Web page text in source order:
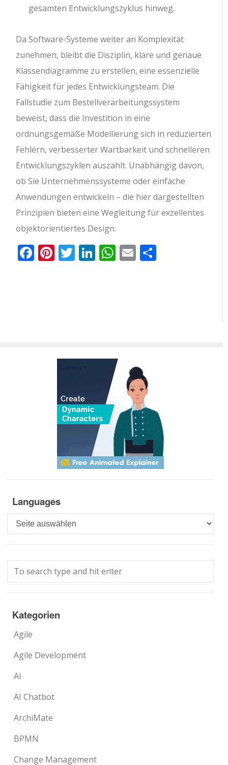
gesamten Entwicklungszyklus hinweg.
Da Software-Systeme weiter an Komplexität
zunehmen, bleibt die Disziplin, klare und genaue
Klassendiagramme zu erstellen, eine essenzielle
Fähigkeit für jedes Entwicklungsteam. Die
Fallstudie zum Bestellverarbeitungssystem
beweist, dass die Investition in eine
ordnungsgemäße Modellierung sich in reduzierten
Fehlern, verbesserter Wartbarkeit und schnelleren
Entwicklungszyklen auszahlt. Unabhängig davon,
ob Sie Unternehmenssysteme oder einfache
Anwendungen entwickeln – die hier dargestellten
Prinzipien bieten eine Wegleitung für exzellentes
objektorientiertes Design.
Facebook
Pinterest
Twitter
LinkedIn
WhatsApp
Email
Languages
Languages
Kategorien
Agile
Agile Development
AI
AI Chatbot
ArchiMate
BPMN
Change Management